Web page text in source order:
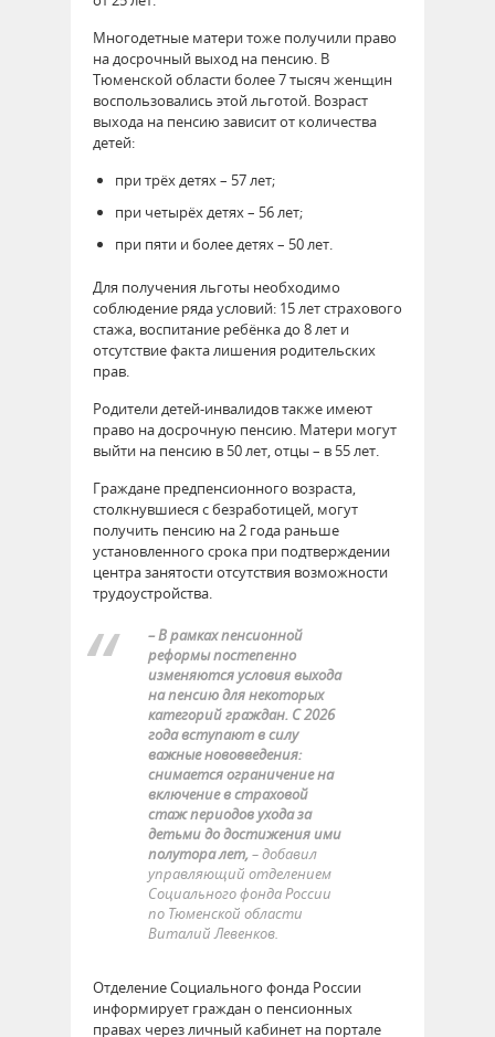
Многодетные матери тоже получили право
на досрочный выход на пенсию. В
Тюменской области более 7 тысяч женщин
воспользовались этой льготой. Возраст
выхода на пенсию зависит от количества
детей:
при трёх детях – 57 лет;
при четырёх детях – 56 лет;
при пяти и более детях – 50 лет.
Для получения льготы необходимо
соблюдение ряда условий: 15 лет страхового
стажа, воспитание ребёнка до 8 лет и
отсутствие факта лишения родительских
прав.
Родители детей-инвалидов также имеют
право на досрочную пенсию. Матери могут
выйти на пенсию в 50 лет, отцы – в 55 лет.
Граждане предпенсионного возраста,
столкнувшиеся с безработицей, могут
получить пенсию на 2 года раньше
установленного срока при подтверждении
центра занятости отсутствия возможности
трудоустройства.
– В рамках пенсионной
реформы постепенно
изменяются условия выхода
на пенсию для некоторых
категорий граждан. С 2026
года вступают в силу
важные нововведения:
снимается ограничение на
включение в страховой
стаж периодов ухода за
детьми до достижения ими
полутора лет, – добавил
управляющий отделением
Социального фонда России
по Тюменской области
Виталий Левенков.
Отделение Социального фонда России
информирует граждан о пенсионных
правах через личный кабинет на портале